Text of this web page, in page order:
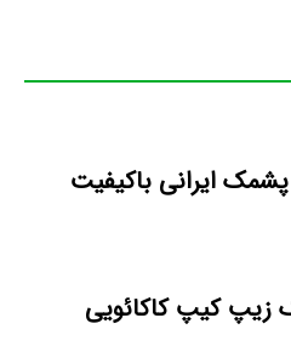
ایرانی باکیفیت
کیپ کاکائویی